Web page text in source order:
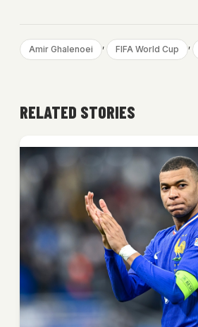
Amir Ghalenoei , FIFA World Cup ,
RELATED STORIES